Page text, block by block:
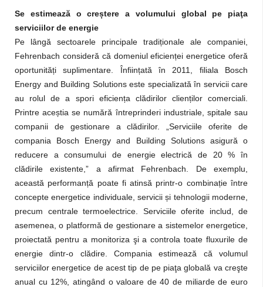
Se estimează o creștere a volumului global pe piaţa
serviciilor de energie
Pe lângă sectoarele principale tradiționale ale companiei,
Fehrenbach consideră că domeniul eficienței energetice oferă
oportunități suplimentare. Înființată în 2011, filiala Bosch
Energy and Building Solutions este specializată în servicii care
au rolul de a spori eficiența clădirilor clienților comerciali.
Printre aceștia se numără întreprinderi industriale, spitale sau
companii de gestionare a clădirilor. „Serviciile oferite de
compania Bosch Energy and Building Solutions asigură o
reducere a consumului de energie electrică de 20 % în
clădirile existente,” a afirmat Fehrenbach. De exemplu,
această performanță poate fi atinsă printr-o combinație între
concepte energetice individuale, serviciiși tehnologii moderne,
precum centrale termoelectrice. Serviciile oferite includ, de
asemenea, o platformă de gestionare a sistemelor energetice,
proiectată pentru a monitoriza şi a controla toate fluxurile de
energie dintr-o clădire. Compania estimează că volumul
serviciilor energetice de acest tip de pe piaţa globală va creşte
anual cu 12%, atingând o valoare de 40 de miliarde de euro